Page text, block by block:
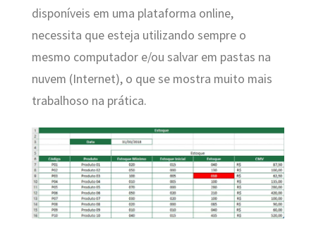
disponíveis em uma plataforma online,
necessita que esteja utilizando sempre o
mesmo computador e/ou salvar em pastas na
nuvem (Internet), o que se mostra muito mais
trabalhoso na prática.